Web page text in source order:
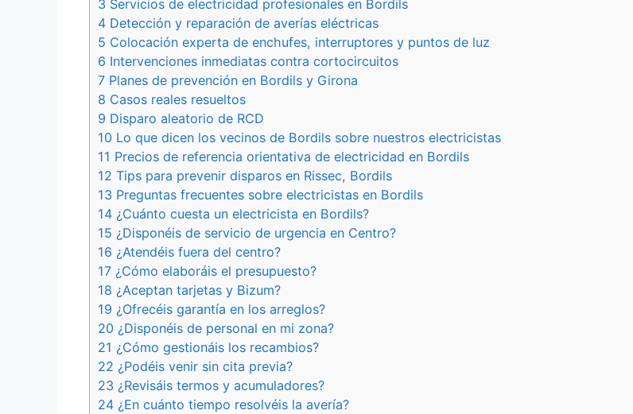
3 Servicios de electricidad profesionales en Bordils
4 Detección y reparación de averías eléctricas
5 Colocación experta de enchufes, interruptores y puntos de luz
6 Intervenciones inmediatas contra cortocircuitos
7 Planes de prevención en Bordils y Girona
8 Casos reales resueltos
9 Disparo aleatorio de RCD
10 Lo que dicen los vecinos de Bordils sobre nuestros electricistas
11 Precios de referencia orientativa de electricidad en Bordils
12 Tips para prevenir disparos en Rissec, Bordils
13 Preguntas frecuentes sobre electricistas en Bordils
14 ¿Cuánto cuesta un electricista en Bordils?
15 ¿Disponéis de servicio de urgencia en Centro?
16 ¿Atendéis fuera del centro?
17 ¿Cómo elaboráis el presupuesto?
18 ¿Aceptan tarjetas y Bizum?
19 ¿Ofrecéis garantía en los arreglos?
20 ¿Disponéis de personal en mi zona?
21 ¿Cómo gestionáis los recambios?
22 ¿Podéis venir sin cita previa?
23 ¿Revisáis termos y acumuladores?
24 ¿En cuánto tiempo resolvéis la avería?